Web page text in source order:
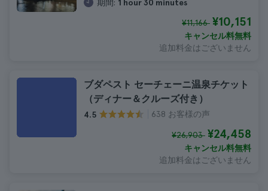
期間: 1 hour 30 minutes
¥11,166 ¥10,151
キャンセル料無料
追加料金はございません
ブダペスト セーチェーニ温泉チケット
（ディナー＆クルーズ付き）
4.5 638 お客様の声
¥26,903 ¥24,458
キャンセル料無料
追加料金はございません